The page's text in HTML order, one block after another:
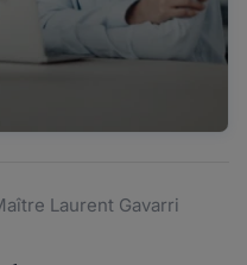
Laurent Gavarri